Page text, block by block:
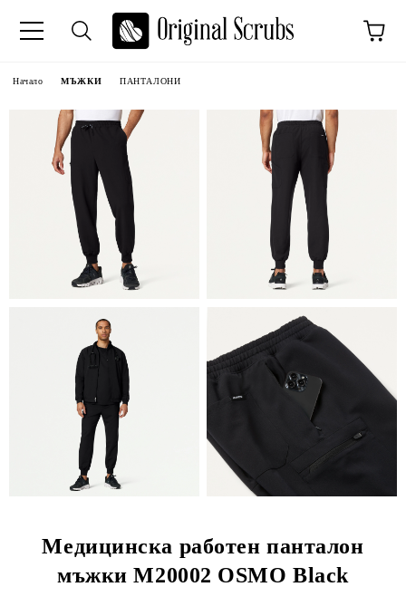
Начало МЪЖКИ ПАНТАЛОНИ
Медицинска работен панталон
мъжки M20002 OSMO Black